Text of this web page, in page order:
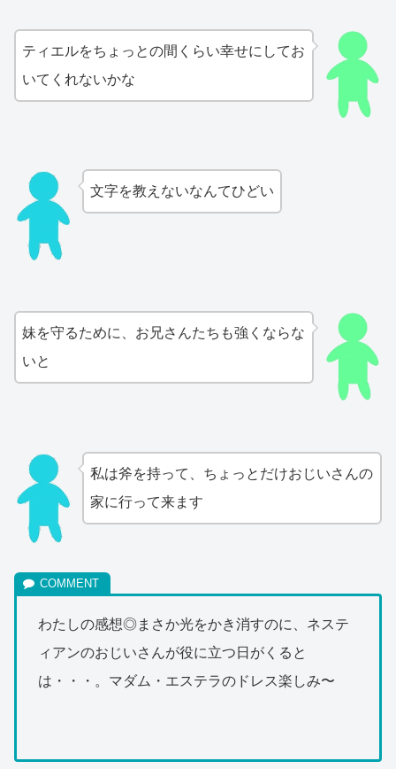
ティエルをちょっとの間くらい幸せにしてお
いてくれないかな
文字を教えないなんてひどい
妹を守るために、お兄さんたちも強くならな
いと
私は斧を持って、ちょっとだけおじいさんの
家に行って来ます
わたしの感想◎まさか光をかき消すのに、ネステ
ィアンのおじいさんが役に立つ日がくると
は・・・。マダム・エステラのドレス楽しみ〜